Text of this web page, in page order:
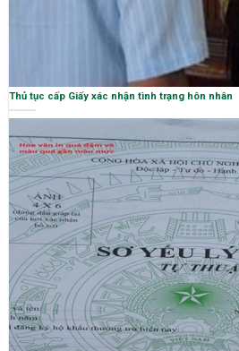
Thủ tục cấp Giấy xác nhận tình trạng hôn nhân